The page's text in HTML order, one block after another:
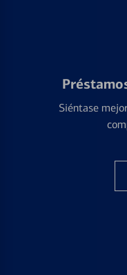
Siéntase